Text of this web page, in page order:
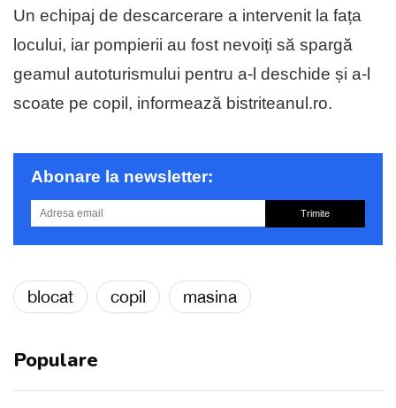
Un echipaj de descarcerare a intervenit la fața
locului, iar pompierii au fost nevoiți să spargă
geamul autoturismului pentru a-l deschide și a-l
scoate pe copil, informează bistriteanul.ro.
Abonare la newsletter:
Trimite
blocat copil masina
Populare